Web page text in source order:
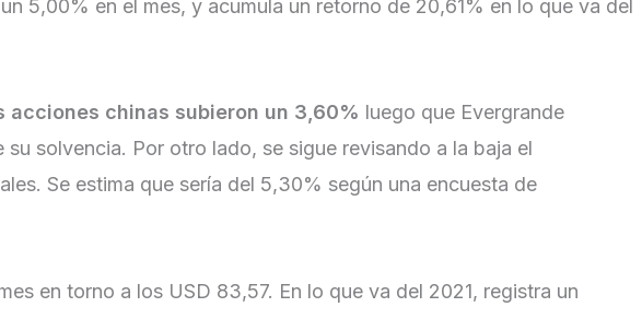
5,00% en el mes, y acumula un retorno de 20,61% en lo que va del
acciones chinas subieron un 3,60% luego que Evergrande
solvencia. Por otro lado, se sigue revisando a la baja el
Se estima que sería del 5,30% según una encuesta de
en torno a los USD 83,57. En lo que va del 2021, registra un